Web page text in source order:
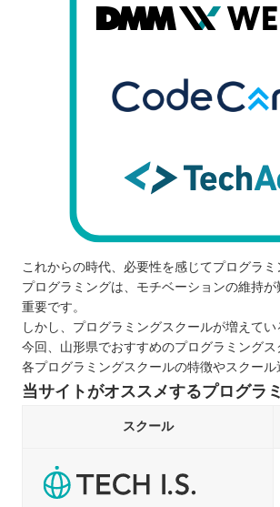
これからの時代、必要性を感じてプログラ
プログラミングは、モチベーションの維持
重要です。
しかし、プログラミングスクールが増えて
今回、山形県でおすすめのプログラミング
各プログラミングスクールの特徴やスクー
当サイトがオススメするプログラ
スクール